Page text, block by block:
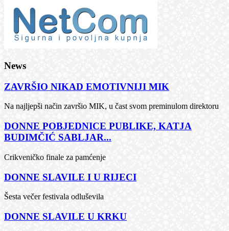
News
ZAVRŠIO NIKAD EMOTIVNIJI MIK
Na najljepši način završio MIK, u čast svom preminulom direktoru
DONNE POBJEDNICE PUBLIKE, KATJA
BUDIMČIĆ SABLJAR...
Crikveničko finale za pamćenje
DONNE SLAVILE I U RIJECI
Šesta večer festivala odluševila
DONNE SLAVILE U KRKU